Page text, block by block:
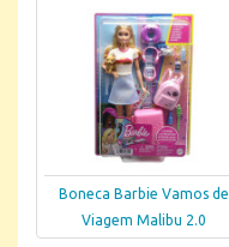
Boneca Barbie Vamos de
Viagem Malibu 2.0